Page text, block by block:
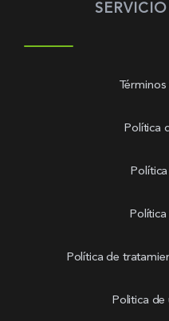
Política
Política de
Politica